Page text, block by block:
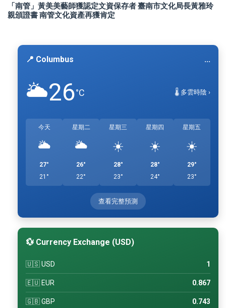
「南管」黃美美藝師獲認定文資保存者 臺南市文化局長黃雅玲
親頒證書 南管文化資產再獲肯定
📍 Columbus ...
🌥️26°C 🌡️ 多雲時陰 ›
今天
🌥️
27°
21°
星期二
🌥️
26°
22°
星期三
☀️
28°
23°
星期四
☀️
28°
24°
星期五
☀️
29°
23°
查看完整預測
💱 Currency Exchange (USD)
🇺🇸 USD 1
🇪🇺 EUR 0.867
🇬🇧 GBP 0.743